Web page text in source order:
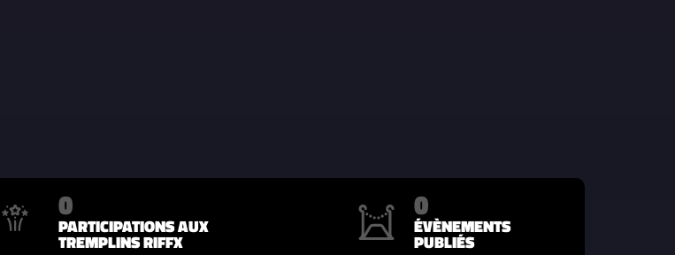
0
PARTICIPATIONS AUX
TREMPLINS RIFFX
0
ÉVÈNEMENTS
PUBLIÉS